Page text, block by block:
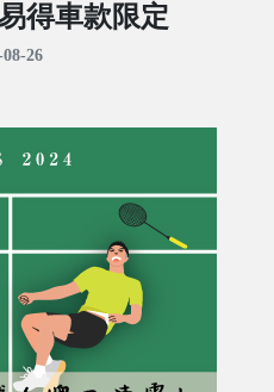
得車款限定
26